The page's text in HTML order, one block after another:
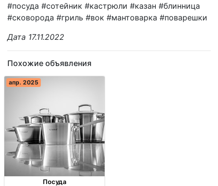
#посуда #сотейник #кастрюли #казан #блинница
#сковорода #гриль #вок #мантоварка #поварешки
Дата 17.11.2022
Похожие объявления
апр. 2025
Посуда